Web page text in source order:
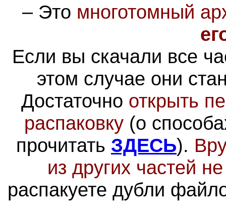
– Это многотомный
Если вы скачали все
этом случае они
Достаточно открыть
распаковку (о
прочитать ЗДЕСЬ).
из других частей
распакуете дубли